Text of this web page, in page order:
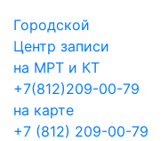
Городской
Центр записи
на МРТ и КТ
+7(812)209-00-79
на карте
+7 (812) 209-00-79